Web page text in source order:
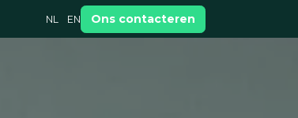
NL EN Ons contacteren